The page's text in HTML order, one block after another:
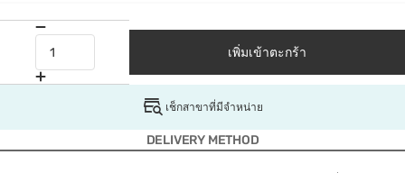
เพิ่มเข้าตะกร้า
เช็กสาขาที่มีจำหน่าย
DELIVERY METHOD